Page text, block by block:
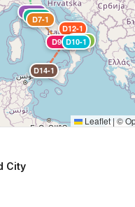
D5-1
D6-1
D7-1
D9-1D10-1
D11-1
D12-1
D14-1
Leaflet | ©
City